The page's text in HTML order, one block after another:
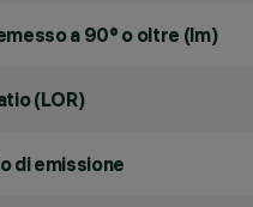
a 90° o oltre (lm)
(LOR)
di emissione